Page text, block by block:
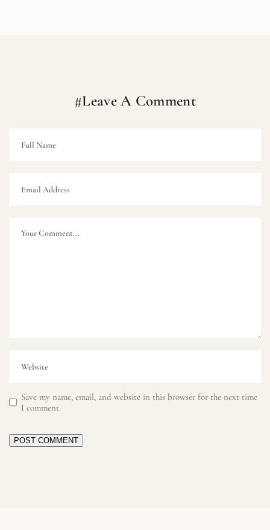
#Leave A Comment
Save my name, email, and website in this browser for the next time
I comment.
POST COMMENT